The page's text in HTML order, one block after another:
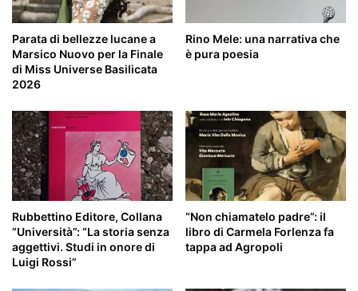
Parata di bellezze lucane a
Marsico Nuovo per la Finale
di Miss Universe Basilicata
2026
Rino Mele: una narrativa che
è pura poesia
Rubbettino Editore, Collana
“Università”: “La storia senza
aggettivi. Studi in onore di
Luigi Rossi”
“Non chiamatelo padre”: il
libro di Carmela Forlenza fa
tappa ad Agropoli